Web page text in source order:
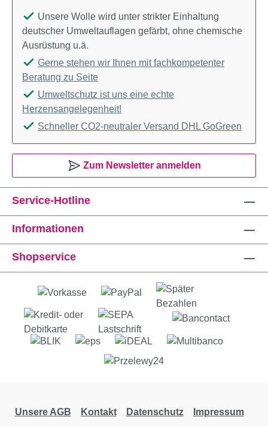
Service-Hotline
Informationen
Shopservice
Unsere Wolle wird unter strikter Einhaltung
deutscher Umweltauflagen gefärbt, ohne chemische
Ausrüstung u.ä.
Gerne stehen wir Ihnen mit fachkompetenter
Beratung zu Seite
Umweltschutz ist uns eine echte
Herzensangelegenheit!
Schneller CO2-neutraler Versand DHL GoGreen
Zum Newsletter anmelden
Unsere AGB Kontakt Datenschutz
Impressum